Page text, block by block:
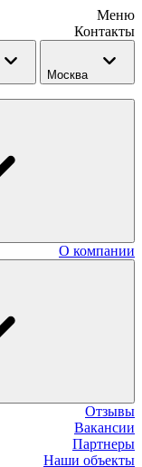
Меню
Контакты
Москва
О компании
Отзывы
Вакансии
Партнеры
Наши объекты